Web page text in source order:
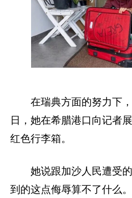
在瑞典方面的努力下
日，她在希腊港口向记者
红色行李箱。
她说跟加沙人民遭受
到的这点侮辱算不了什么